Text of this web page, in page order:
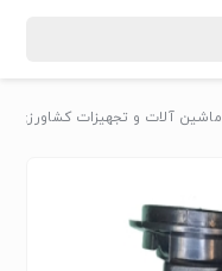
ماشین آلات و تجهیزات کشاورزی